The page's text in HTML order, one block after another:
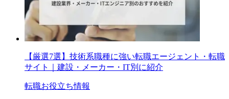
【厳選7選】技術系職種に強い転職エージェント・転職
サイト｜建設・メーカー・IT別に紹介
転職お役立ち情報